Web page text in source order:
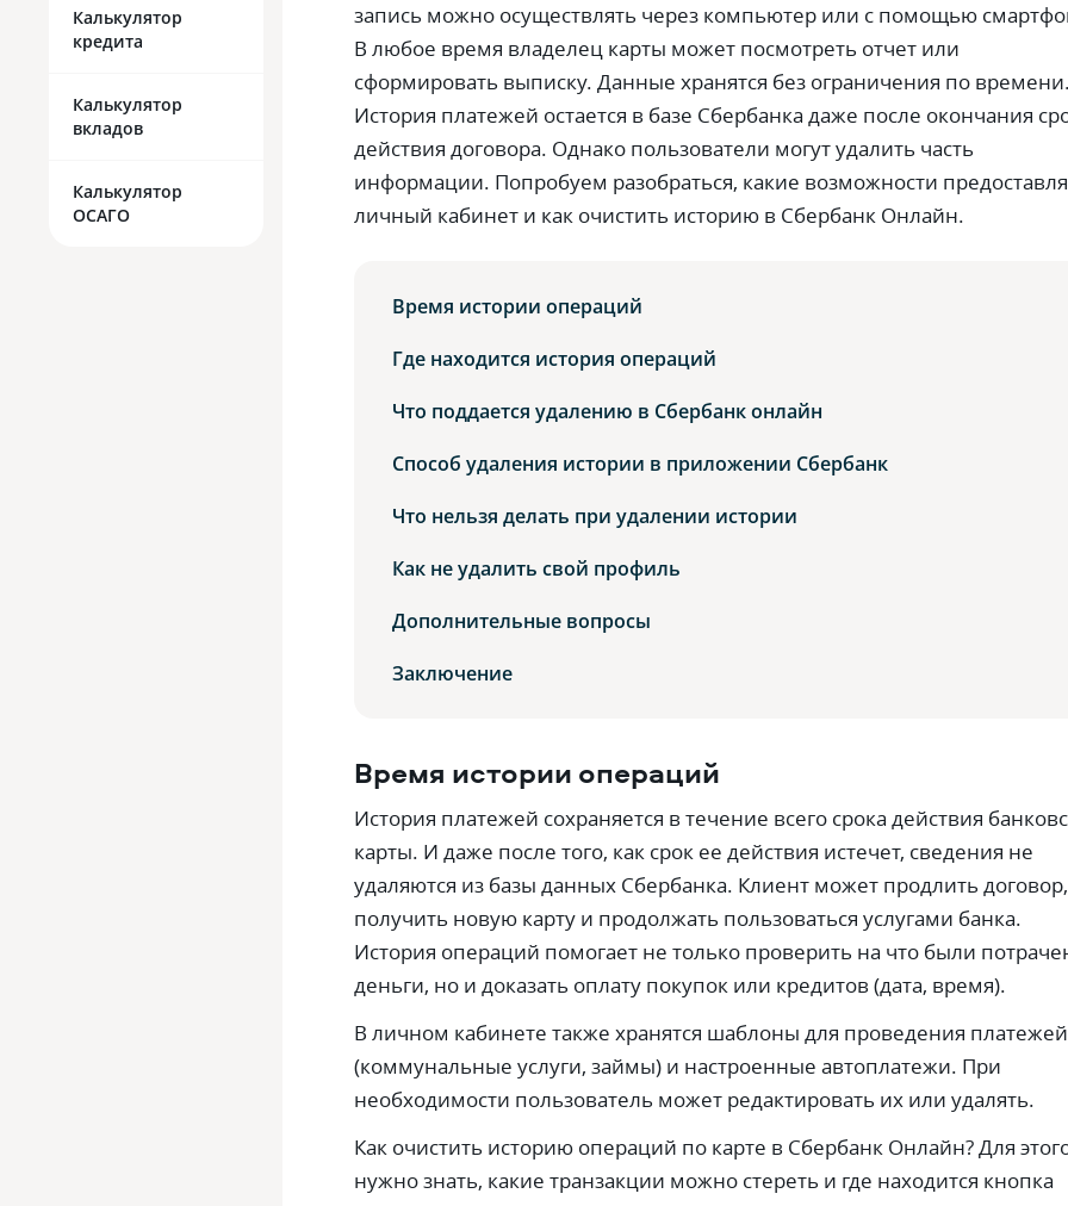
Калькулятор
кредита
Калькулятор
вкладов
Калькулятор
ОСАГО
запись можно осуществлять через компьютер или с помощью
В любое время владелец карты может посмотреть отчет или
сформировать выписку. Данные хранятся без ограничения по
История платежей остается в базе Сбербанка даже после окончания
действия договора. Однако пользователи могут удалить часть
информации. Попробуем разобраться, какие возможности
личный кабинет и как очистить историю в Сбербанк Онлайн.
Время истории операций
Где находится история операций
Что поддается удалению в Сбербанк онлайн
Способ удаления истории в приложении Сбербанк
Что нельзя делать при удалении истории
Как не удалить свой профиль
Дополнительные вопросы
Заключение
Время истории операций
История платежей сохраняется в течение всего срока действия
карты. И даже после того, как срок ее действия истечет, сведения не
удаляются из базы данных Сбербанка. Клиент может продлить договор,
получить новую карту и продолжать пользоваться услугами банка.
История операций помогает не только проверить на что были
деньги, но и доказать оплату покупок или кредитов (дата, время).
В личном кабинете также хранятся шаблоны для проведения платежей
(коммунальные услуги, займы) и настроенные автоплатежи. При
необходимости пользователь может редактировать их или удалять.
Как очистить историю операций по карте в Сбербанк Онлайн? Для
нужно знать, какие транзакции можно стереть и где находится кнопка